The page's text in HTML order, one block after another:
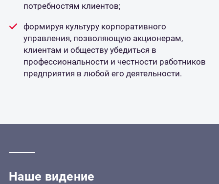
потребностям клиентов;
формируя культуру корпоративного
управления, позволяющую акционерам,
клиентам и обществу убедиться в
профессиональности и честности работников
предприятия в любой его деятельности.
Наше видение